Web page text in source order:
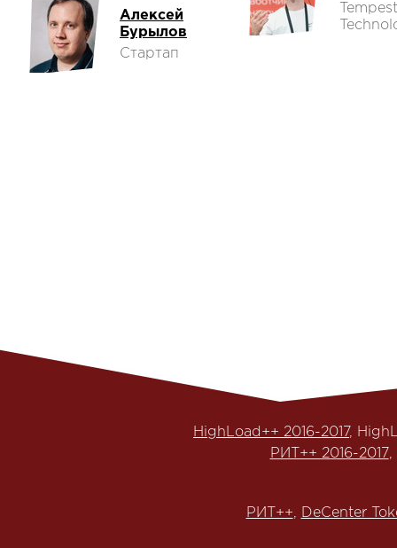
Алексей
Бурылов
Стартап
HighLoad++ 2016-2017,
РИТ++ 2016-2017,
РИТ++, DeCenter